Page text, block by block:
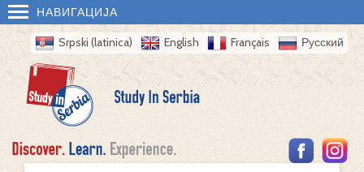
НАВИГАЦИЈА
Srpski (latinica) English Français Русский